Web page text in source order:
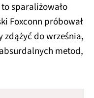
sparaliżowało
Foxconn próbował
do września,
metod,